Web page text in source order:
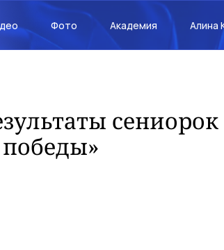
Фото Академия Алина
сениорок